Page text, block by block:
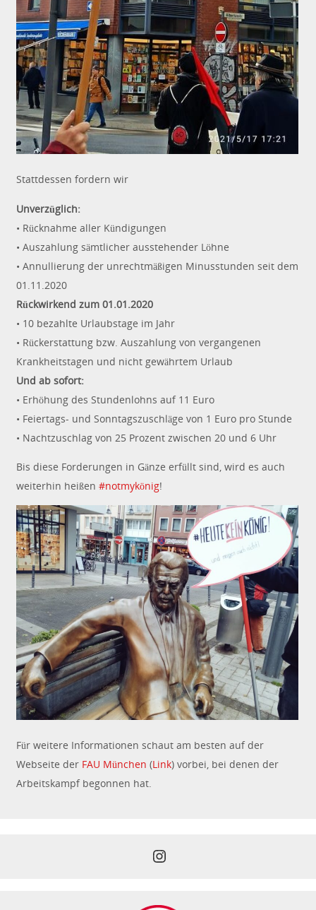
Stattdessen fordern wir
Unverzüglich:
• Rücknahme aller Kündigungen
• Auszahlung sämtlicher ausstehender Löhne
• Annullierung der unrechtmäßigen Minusstunden seit dem
01.11.2020
Rückwirkend zum 01.01.2020
• 10 bezahlte Urlaubstage im Jahr
• Rückerstattung bzw. Auszahlung von vergangenen
Krankheitstagen und nicht gewährtem Urlaub
Und ab sofort:
• Erhöhung des Stundenlohns auf 11 Euro
• Feiertags- und Sonntagszuschläge von 1 Euro pro Stunde
• Nachtzuschlag von 25 Prozent zwischen 20 und 6 Uhr
Bis diese Forderungen in Gänze erfüllt sind, wird es auch
weiterhin heißen #notmykönig!
Für weitere Informationen schaut am besten auf der
Webseite der FAU München (Link) vorbei, bei denen der
Arbeitskampf begonnen hat.